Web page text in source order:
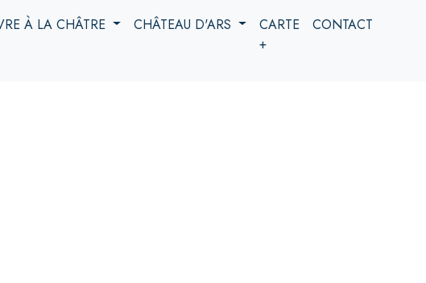
À LA CHÂTRE CHÂTEAU D'ARS
CARTE
+
CONTACT